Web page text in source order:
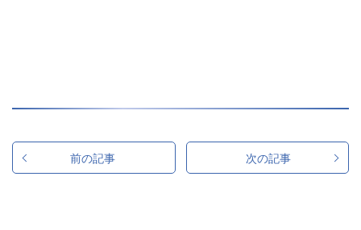
前の記事 次の記事